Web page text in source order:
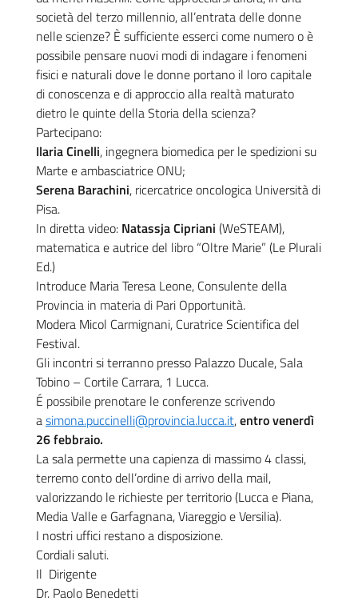
società del terzo millennio, all’entrata delle donne
nelle scienze? È sufficiente esserci come numero o è
possibile pensare nuovi modi di indagare i fenomeni
fisici e naturali dove le donne portano il loro capitale
di conoscenza e di approccio alla realtà maturato
dietro le quinte della Storia della scienza?
Partecipano:
Ilaria Cinelli, ingegnera biomedica per le spedizioni su
Marte e ambasciatrice ONU;
Serena Barachini, ricercatrice oncologica Università di
Pisa.
In diretta video: Natassja Cipriani (WeSTEAM),
matematica e autrice del libro “Oltre Marie” (Le Plurali
Ed.)
Introduce Maria Teresa Leone, Consulente della
Provincia in materia di Pari Opportunità.
Modera Micol Carmignani, Curatrice Scientifica del
Festival.
Gli incontri si terranno presso Palazzo Ducale, Sala
Tobino – Cortile Carrara, 1 Lucca.
É possibile prenotare le conferenze scrivendo
asimona.puccinelli@provincia.lucca.it,entro venerdì
26 febbraio.
La sala permette una capienza di massimo 4 classi,
terremo conto dell’ordine di arrivo della mail,
valorizzando le richieste per territorio (Lucca e Piana,
Media Valle e Garfagnana, Viareggio e Versilia).
I nostri uffici restano a disposizione.
Cordiali saluti.
Il Dirigente
Dr. Paolo Benedetti